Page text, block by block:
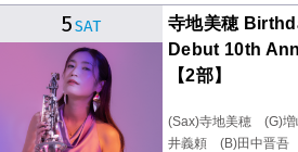
5SAT
寺地美穂
Debut 10th
【2部】
(Sax)寺地美穂 (G)
井義頼 (B)田中晋吾